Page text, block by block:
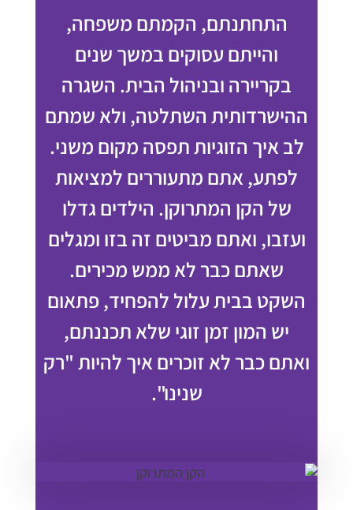
התחתנתם, הקמתם משפחה,
והייתם עסוקים במשך שנים
בקריירה ובניהול הבית. השגרה
ההישרדותית השתלטה, ולא שמתם
לב איך הזוגיות תפסה מקום משני.
לפתע, אתם מתעוררים למציאות
של הקן המתרוקן. הילדים גדלו
ועזבו, ואתם מביטים זה בזו ומגלים
שאתם כבר לא ממש מכירים.
השקט בבית עלול להפחיד, פתאום
יש המון זמן זוגי שלא תכננתם,
ואתם כבר לא זוכרים איך להיות "רק
שנינו".